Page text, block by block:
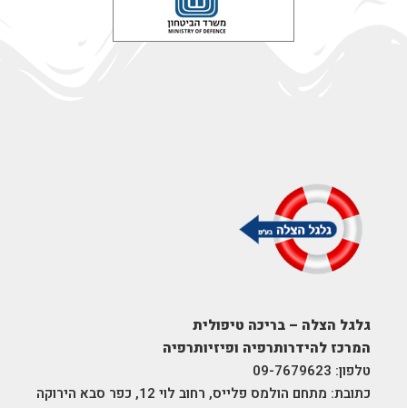
למה מנוחה לא עוזרת עם שרירים תפוסים (ומה כן עוזר) פעמים
רבות כשחשים כאב בשרירים, כלומר השרירים "תפוסים",
התגובה המיידית היא לשכב ללא תנועה ולהמתין שהכאבים
יחלפו, בד"כ בליווי משככי כאבים ולעיתים גם זריקות
להמשך קריאה »